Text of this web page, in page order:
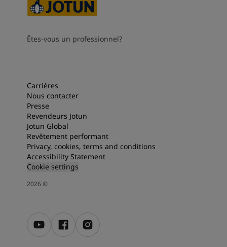
Êtes-vous un professionnel?
Carrières
Nous contacter
Presse
Revendeurs Jotun
Jotun Global
Revêtement performant
Privacy, cookies, terms and conditions
Accessibility Statement
Cookie settings
2026©